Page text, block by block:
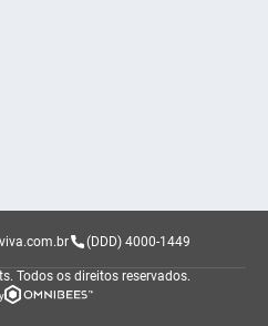
(DDD) 4000-1449
Todos os direitos reservados.